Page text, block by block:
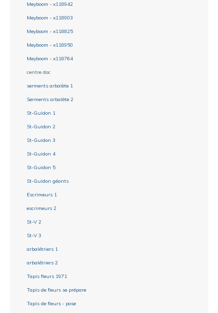
Meyboom - x118942
Meyboom - x118903
Meyboom - x118825
Meyboom - x118950
Meyboom - x118764
centre doc
serments arbalète 1
Serments arbalète 2
St-Guidon 1
St-Guidon 2
St-Guidon 3
St-Guidon 4
St-Guidon 5
St-Guidon géants
Escrimeurs 1
escrimeurs 2
St-V 2
St-V 3
arbalétriers 1
arbalétriers 2
Tapis fleurs 1971
Tapis de fleurs se prépare
Tapis de fleurs - pose